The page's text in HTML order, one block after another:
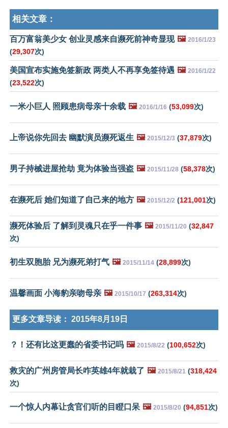
相关文章：
百万富翁美少女 创业灵感来自濒死前神奇显现 🖼️ 2016/1/23
(29,307次)
美国宣布实施免签新政 两类人不再享免签待遇 🖼️ 2016/1/22
(23,522次)
一米小巨人 照顾患病母亲十余载 🖼️ 2016/1/16 (53,099次)
上帝说你先回去 幽默演员濒死返生 🖼️ 2015/12/3 (37,879次)
男子持械进屋抢劫 竟为体验当强盗 🖼️ 2015/11/28 (58,378次)
在濒死后 她们知道了自己来的地方 🖼️ 2015/12/2 (121,001次)
濒死体验后 了解到灵魂只在乎一件事 🖼️ 2015/11/20 (32,847
次)
初生双胞胎 兄为濒死弟打气 🖼️ 2015/11/14 (28,899次)
温馨画面 小海豹亲吻母亲 🖼️ 2015/10/17 (263,314次)
更多文章导读： 2015年8月19日
？！还有比这更蠢的省委书记吗 🖼️ 2015/8/22 (100,652次)
救灾的广州房管局长咋英雄4年就栽了 🖼️ 2015/8/21 (318,424
次)
一个惊人内幕让贪官们听的目瞪口呆 🖼️ 2015/8/20 (94,851次)